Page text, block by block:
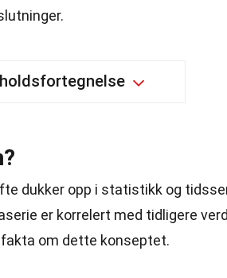
dukker opp i statistikk og
er korrelert med tidligere
om dette konseptet.